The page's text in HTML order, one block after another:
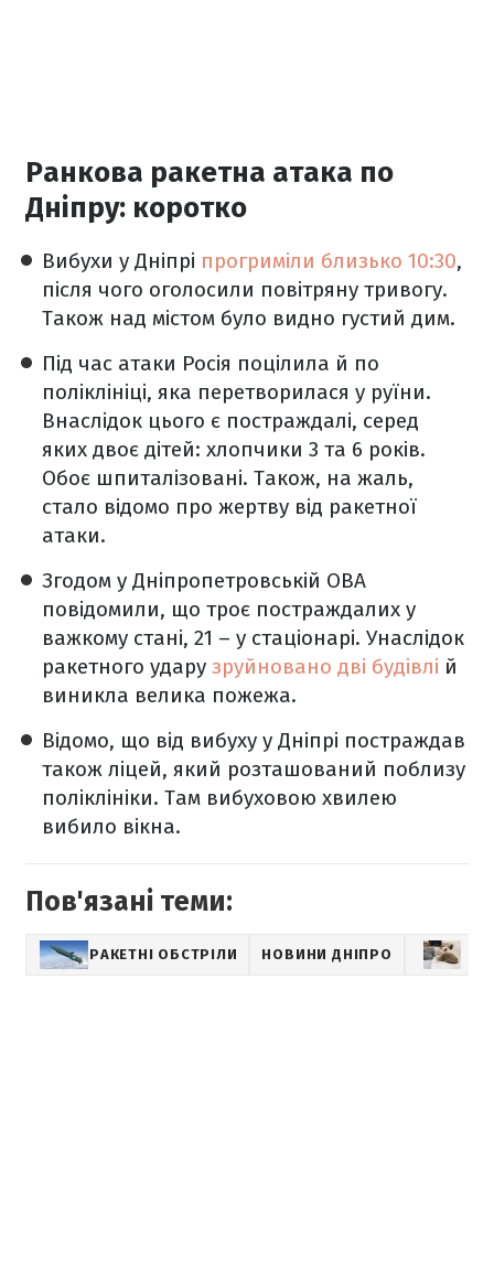
Ранкова ракетна атака по
Дніпру: коротко
Вибухи у Дніпрі прогриміли близько 10:30,
після чого оголосили повітряну тривогу.
Також над містом було видно густий дим.
Під час атаки Росія поцілила й по
поліклініці, яка перетворилася у руїни.
Внаслідок цього є постраждалі, серед
яких двоє дітей: хлопчики 3 та 6 років.
Обоє шпиталізовані. Також, на жаль,
стало відомо про жертву від ракетної
атаки.
Згодом у Дніпропетровській ОВА
повідомили, що троє постраждалих у
важкому стані, 21 – у стаціонарі. Унаслідок
ракетного удару зруйновано дві будівлі й
виникла велика пожежа.
Відомо, що від вибуху у Дніпрі постраждав
також ліцей, який розташований поблизу
поліклініки. Там вибуховою хвилею
вибило вікна.
Пов'язані теми:
РАКЕТНІ ОБСТРІЛИ НОВИНИ ДНІПРО